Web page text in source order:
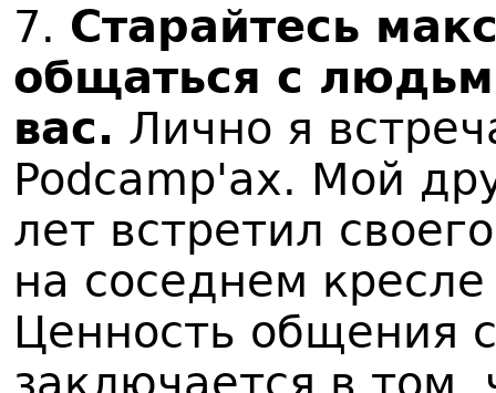
7. Старайтесь
общаться с
вас. Лично я
Podcamp'ах. Мой
лет встретил
на соседнем
Ценность общения